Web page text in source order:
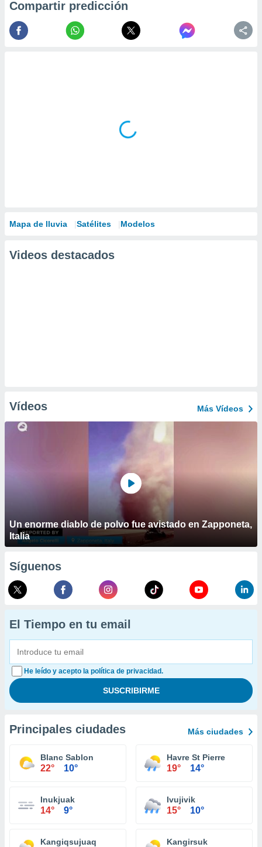
Compartir predicción
Mapa de lluvia Satélites Modelos
Videos destacados
Vídeos Más Vídeos
Un enorme diablo de polvo fue avistado en Zapponeta,
Italia
Síguenos
El Tiempo en tu email
He leído y acepto la política de privacidad.
Principales ciudades Más ciudades
Blanc Sablon
22° 10°
Havre St Pierre
19° 14°
Inukjuak
14° 9°
Ivujivik
15° 10°
Kangiqsujuaq Kangirsuk